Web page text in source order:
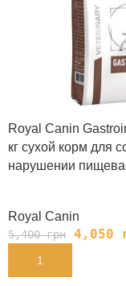
Royal Canin
кг сухой корм для
нарушении
Royal Canin
5,400грн 4,050
В КОРЗИНУ